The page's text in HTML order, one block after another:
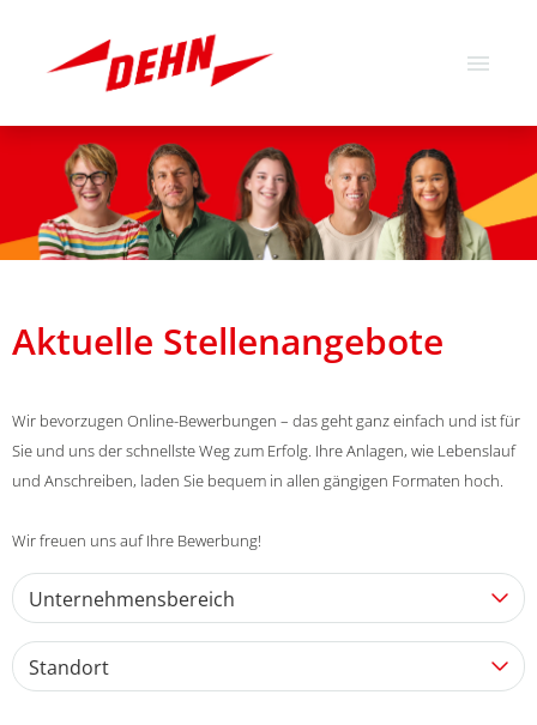
Englisch
Stellenangebote
Über uns
Aktuelle Stellenangebote
Wir bevorzugen Online-Bewerbungen – das geht ganz einfach und ist für
Sie und uns der schnellste Weg zum Erfolg. Ihre Anlagen, wie Lebenslauf
und Anschreiben, laden Sie bequem in allen gängigen Formaten hoch.
Wir freuen uns auf Ihre Bewerbung!
Unternehmensbereich
Standort